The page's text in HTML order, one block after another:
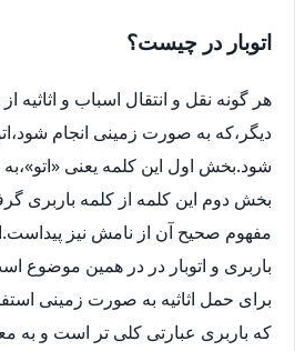
اتوبار در چیست؟
هر گونه نقل و انتقال اسباب و اثاثیه
دیگر،که به صورت زمینی انجام
شود.بخش اول این کلمه یعنی
بخش دوم این کلمه از کلمه باربری
مفهوم صحیح آن از نامش نیز
باربری و اتوبار در در همین موضوع
برای حمل اثاثیه به صورت زمینی
که باربری عبارتی کلی تر است و به